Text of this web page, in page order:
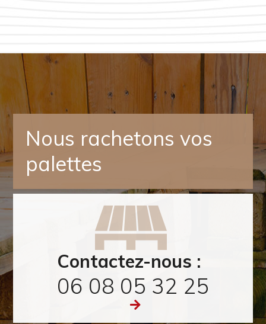
Nous rachetons vos
palettes
Contactez-nous :
06 08 05 32 25